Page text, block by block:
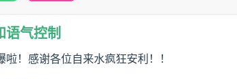
语气控制
啦！感谢各位自来水疯狂安利！！